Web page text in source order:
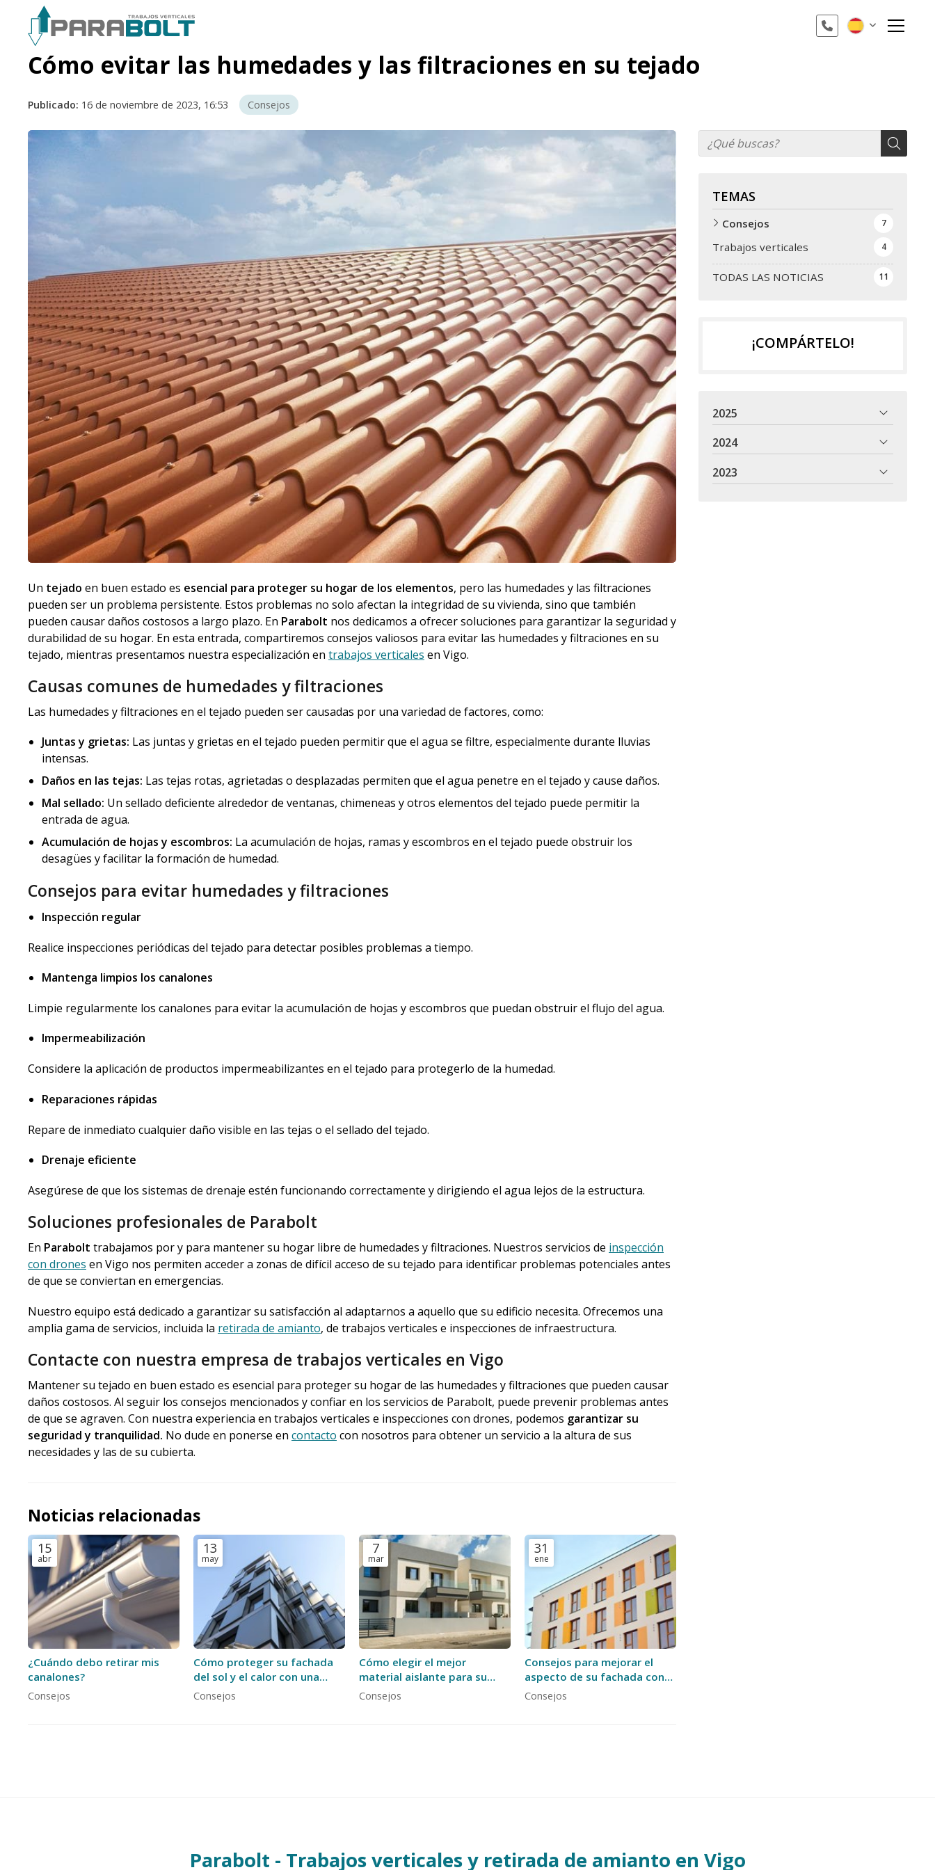
Cómo evitar las humedades y las filtraciones en su tejado
Publicado: 16 de noviembre de 2023, 16:53 Consejos
TEMAS
TODAS LAS NOTICIAS 11
Consejos 7
Trabajos verticales 4
Un tejado en buen estado es esencial para proteger su hogar de los elementos, pero las humedades y las filtraciones
pueden ser un problema persistente. Estos problemas no solo afectan la integridad de su vivienda, sino que también
pueden causar daños costosos a largo plazo. En Parabolt nos dedicamos a ofrecer soluciones para garantizar la seguridad y
durabilidad de su hogar. En esta entrada, compartiremos consejos valiosos para evitar las humedades y filtraciones en su
tejado, mientras presentamos nuestra especialización en trabajos verticales en Vigo.
Causas comunes de humedades y filtraciones
Las humedades y filtraciones en el tejado pueden ser causadas por una variedad de factores, como:
Juntas y grietas: Las juntas y grietas en el tejado pueden permitir que el agua se filtre, especialmente durante lluvias
intensas.
Daños en las tejas: Las tejas rotas, agrietadas o desplazadas permiten que el agua penetre en el tejado y cause daños.
Mal sellado: Un sellado deficiente alrededor de ventanas, chimeneas y otros elementos del tejado puede permitir la
entrada de agua.
Acumulación de hojas y escombros: La acumulación de hojas, ramas y escombros en el tejado puede obstruir los
desagües y facilitar la formación de humedad.
Consejos para evitar humedades y filtraciones
Inspección regular
Realice inspecciones periódicas del tejado para detectar posibles problemas a tiempo.
Mantenga limpios los canalones
Limpie regularmente los canalones para evitar la acumulación de hojas y escombros que puedan obstruir el flujo del agua.
Impermeabilización
Considere la aplicación de productos impermeabilizantes en el tejado para protegerlo de la humedad.
Reparaciones rápidas
Repare de inmediato cualquier daño visible en las tejas o el sellado del tejado.
Drenaje eficiente
Asegúrese de que los sistemas de drenaje estén funcionando correctamente y dirigiendo el agua lejos de la estructura.
Soluciones profesionales de Parabolt
En Parabolt trabajamos por y para mantener su hogar libre de humedades y filtraciones. Nuestros servicios de inspección
con drones en Vigo nos permiten acceder a zonas de difícil acceso de su tejado para identificar problemas potenciales antes
de que se conviertan en emergencias.
Nuestro equipo está dedicado a garantizar su satisfacción al adaptarnos a aquello que su edificio necesita. Ofrecemos una
amplia gama de servicios, incluida la retirada de amianto, de trabajos verticales e inspecciones de infraestructura.
Contacte con nuestra empresa de trabajos verticales en Vigo
Mantener su tejado en buen estado es esencial para proteger su hogar de las humedades y filtraciones que pueden causar
daños costosos. Al seguir los consejos mencionados y confiar en los servicios de Parabolt, puede prevenir problemas antes
de que se agraven. Con nuestra experiencia en trabajos verticales e inspecciones con drones, podemos garantizar su
seguridad y tranquilidad. No dude en ponerse en contacto con nosotros para obtener un servicio a la altura de sus
necesidades y las de su cubierta.
Noticias relacionadas
15
abr
¿Cuándo debo retirar mis
canalones?
Consejos
13
may
Cómo proteger su fachada
del sol y el calor con una
impermeabilización
adecuada
Consejos
7
mar
Cómo elegir el mejor
material aislante para su
sistema SATE
Consejos
31
ene
Consejos para mejorar el
aspecto de su fachada con
una pintura profesional
Consejos
¡COMPÁRTELO!
2025
2024
2023
Parabolt - Trabajos verticales y retirada de amianto en Vigo